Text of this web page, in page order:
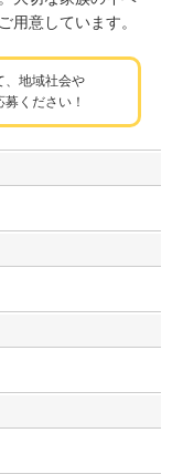
用意しています。
地域社会や
ください！